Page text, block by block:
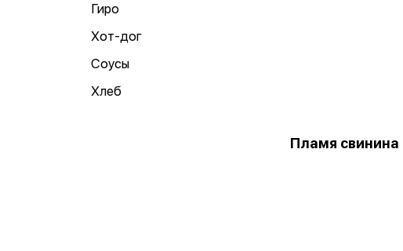
Гиро
Хот-дог
Соусы
Хлеб
Пламя свинина